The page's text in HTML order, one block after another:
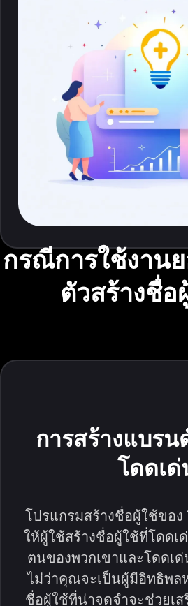
กรณีการใช้งาน
ตัวสร้างชื่อ
การสร้างแบร
โดดเ
โปรแกรมสร้างชื่อผู้ใช้ของ
ให้ผู้ใช้สร้างชื่อผู้ใช้ที่โดดเ
ตนของพวกเขาและโดดเ
ไม่ว่าคุณจะเป็นผู้มีอิทธิพล
ชื่อผู้ใช้ที่น่าจดจำจะช่วยเส